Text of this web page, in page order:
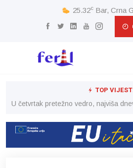
25.32c Bar, Crna
TOP
U četvrtak pretežno vedro, najviša